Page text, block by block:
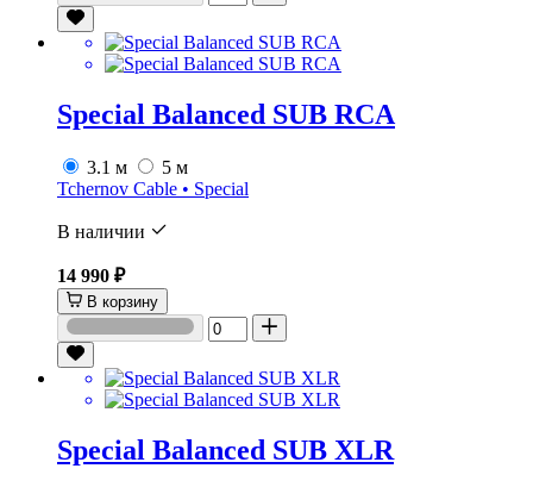
Special Balanced SUB RCA
3.1 м
5 м
Tchernov Cable • Special
В наличии
14 990 ₽
В корзину
Special Balanced SUB XLR